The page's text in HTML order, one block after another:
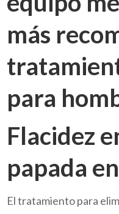
Flacidez
papada
El tratamiento para